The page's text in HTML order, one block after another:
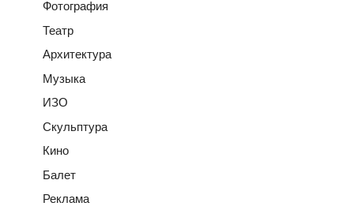
Фотография
Театр
Архитектура
Музыка
ИЗО
Скульптура
Кино
Балет
Реклама